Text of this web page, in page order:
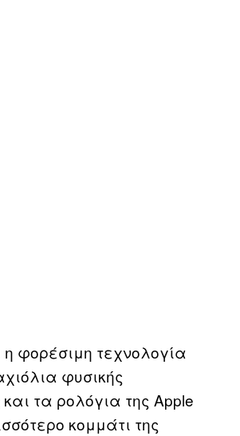
φορέσιμη τεχνολογία
φυσικής
τα ρολόγια της Apple
κομμάτι της